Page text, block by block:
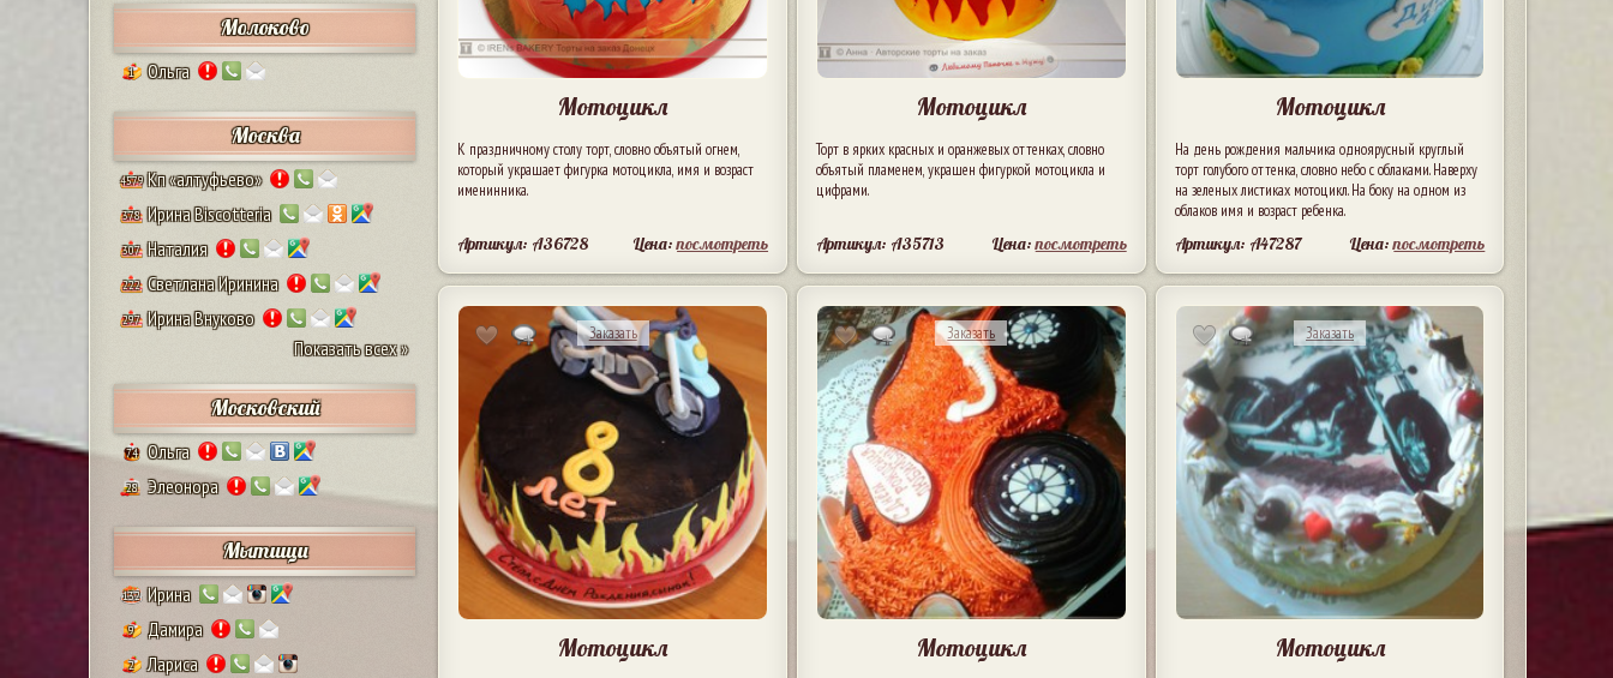
Молоково
1 Ольга
Москва
4579 Кп «алтуфьево»
378 Ирина Biscotteria
307 Наталия
222 Светлана Иринина
297 Ирина Внуково
Показать всех »
Московский
74 Ольга
28 Элеонора
Мытищи
132 Ирина
9 Дамира
2 Лариса
Мотоцикл
К праздничному столу торт, словно объятый огнем,
который украшает фигурка мотоцикла, имя и возраст
именинника.
Артикул: A36728 Цена:посмотреть
Мотоцикл
Торт в ярких красных и оранжевых оттенках, словно
объятый пламенем, украшен фигуркой мотоцикла и
цифрами.
Артикул: A35713 Цена:посмотреть
Мотоцикл
На день рождения мальчика одноярусный круглый
торт голубого оттенка, словно небо с облаками. Наверху
на зеленых листиках мотоцикл. На боку на одном из
облаков имя и возраст ребенка.
Артикул: A47287 Цена:посмотреть
Заказать
Мотоцикл
Заказать
Мотоцикл
Заказать
Мотоцикл